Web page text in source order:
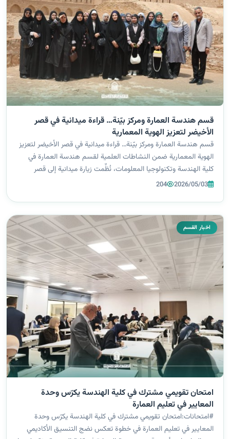
قسم هندسة العمارة ومركز بيّنة… قراءة ميدانية في قصر
الأخيضر لتعزيز الهوية المعمارية
قسم هندسة العمارة ومركز بيّنة… قراءة ميدانية في قصر الأخيضر لتعزيز
الهوية المعمارية ضمن النشاطات العلمية لقسم هندسة العمارة في
كلية الهندسة وتكنولوجيا المعلومات، نُظِّمت زيارة ميدانية إلى قصر
الأخيضر الأثري في محافظة كربلاء المقدسة، وذلك ضمن فعاليات اليوم
2026/05/03
204
اخبار القسم
امتحان تقويمي مشترك في كلية الهندسة يكرّس وحدة
المعايير في تعليم العمارة
#امتحانات:امتحان تقويمي مشترك في كلية الهندسة يكرّس وحدة
المعايير في تعليم العمارة في خطوة تعكس نضج التنسيق الأكاديمي